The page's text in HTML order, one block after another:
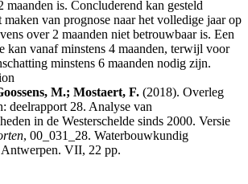
maanden is. Concluderend kan gesteld
maken van prognose naar het volledige jaar op
over 2 maanden niet betrouwbaar is. Een
kan vanaf minstens 4 maanden, terwijl voor
minstens 6 maanden nodig zijn.
M.; Mostaert, F. (2018). Overleg
deelrapport 28. Analyse van
in de Westerschelde sinds 2000. Versie
, 00_031_28. Waterbouwkundig
VII, 22 pp.